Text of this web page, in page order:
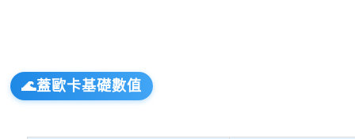
🌊蓋歐卡基礎數值